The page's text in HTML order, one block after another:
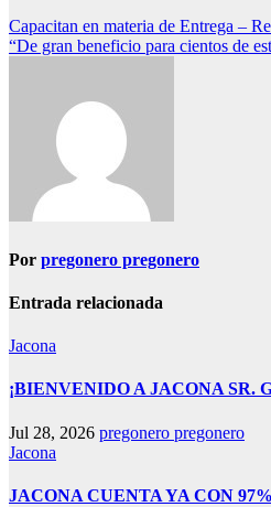
Navegación
de
Capacitan en materia de Entrega –
“De gran beneficio para cientos de
Por pregonero pregonero
Entrada relacionada
Jacona
¡BIENVENIDO A JACONA
Jul 28, 2026 pregonero pregonero
Jacona
JACONA CUENTA YA CON